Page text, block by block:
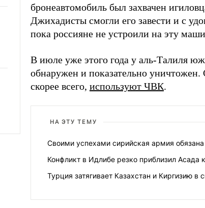
бронеавтомобиль был захвачен
Джихадисты смогли его завести и с
пока россияне не устроили на эту
В июле уже этого года у аль-Талиля
обнаружен и показательно
скорее всего, используют ЧВК.
НА ЭТУ ТЕМУ
Своими успехами сирийская армия
Конфликт в Идлибе резко приблизил Асада
Турция затягивает Казахстан и Киргизию в